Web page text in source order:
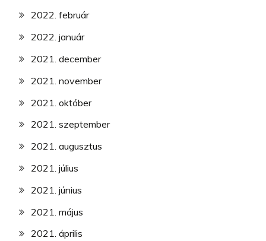
2022. február
2022. január
2021. december
2021. november
2021. október
2021. szeptember
2021. augusztus
2021. július
2021. június
2021. május
2021. április